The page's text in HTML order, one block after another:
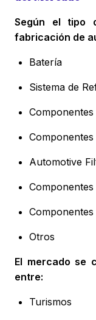
Según el tipo
fabricación de
Batería
Sistema de
Automotive
Otros
El mercado se
entre:
Turismos